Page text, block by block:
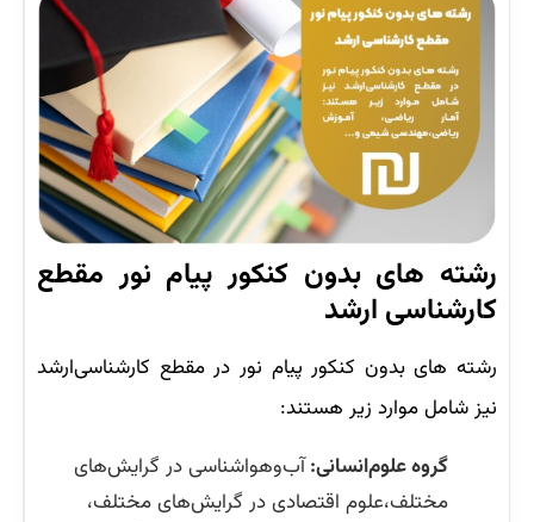
رشته های بدون کنکور پیام نور مقطع
کارشناسی ارشد
رشته های بدون کنکور پیام نور در مقطع کارشناسی‌ارشد
نیز شامل موارد زیر هستند:
گروه علوم‌انسانی:آب‌وهواشناسی در گرایش‌های
مختلف،علوم اقتصادی در گرایش‌های مختلف،